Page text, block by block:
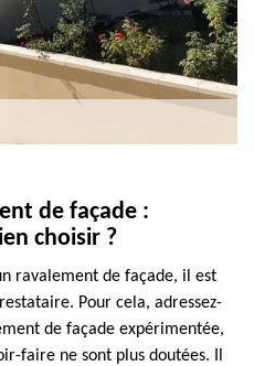
de façade :
choisir ?
ravalement de façade, il est
Pour cela, adressez-
de façade expérimentée,
faire ne sont plus doutées. Il